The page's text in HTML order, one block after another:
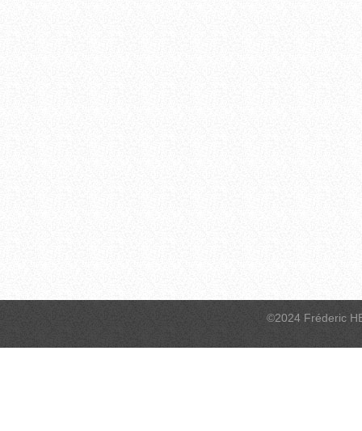
©2024 Fréderic